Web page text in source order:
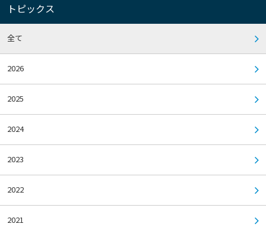
トピックス
全て
2026
2025
2024
2023
2022
2021